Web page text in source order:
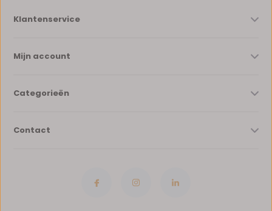
Klantenservice
Mijn account
Categorieën
Contact